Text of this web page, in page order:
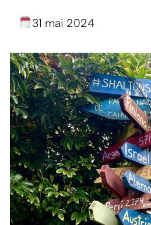
31 mai 2024